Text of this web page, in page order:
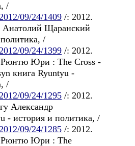
/
09/24/1409 /: 2012.
Щаранский
/
09/24/1399 /: 2012.
Юри : The Cross -
книга Ryuntyu -
/
09/24/1295 /: 2012.
Александр
- история и политика, /
09/24/1285 /: 2012.
Рюнтю Юри : The